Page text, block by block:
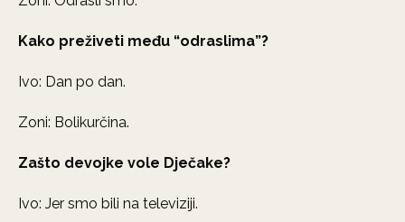
Kako preživeti među “odraslima”?
Ivo: Dan po dan.
Zoni: Bolikurčina.
Zašto devojke vole Dječake?
Ivo: Jer smo bili na televiziji.